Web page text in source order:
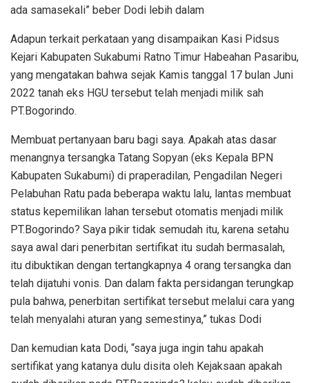
ada samasekali” beber Dodi lebih dalam
Adapun terkait perkataan yang disampaikan Kasi Pidsus
Kejari Kabupaten Sukabumi Ratno Timur Habeahan Pasaribu,
yang mengatakan bahwa sejak Kamis tanggal 17 bulan Juni
2022 tanah eks HGU tersebut telah menjadi milik sah
PT.Bogorindo.
Membuat pertanyaan baru bagi saya. Apakah atas dasar
menangnya tersangka Tatang Sopyan (eks Kepala BPN
Kabupaten Sukabumi) di praperadilan, Pengadilan Negeri
Pelabuhan Ratu pada beberapa waktu lalu, lantas membuat
status kepemilikan lahan tersebut otomatis menjadi milik
PT.Bogorindo? Saya pikir tidak semudah itu, karena setahu
saya awal dari penerbitan sertifikat itu sudah bermasalah,
itu dibuktikan dengan tertangkapnya 4 orang tersangka dan
telah dijatuhi vonis. Dan dalam fakta persidangan terungkap
pula bahwa, penerbitan sertifikat tersebut melalui cara yang
telah menyalahi aturan yang semestinya,” tukas Dodi
Dan kemudian kata Dodi, “saya juga ingin tahu apakah
sertifikat yang katanya dulu disita oleh Kejaksaan apakah